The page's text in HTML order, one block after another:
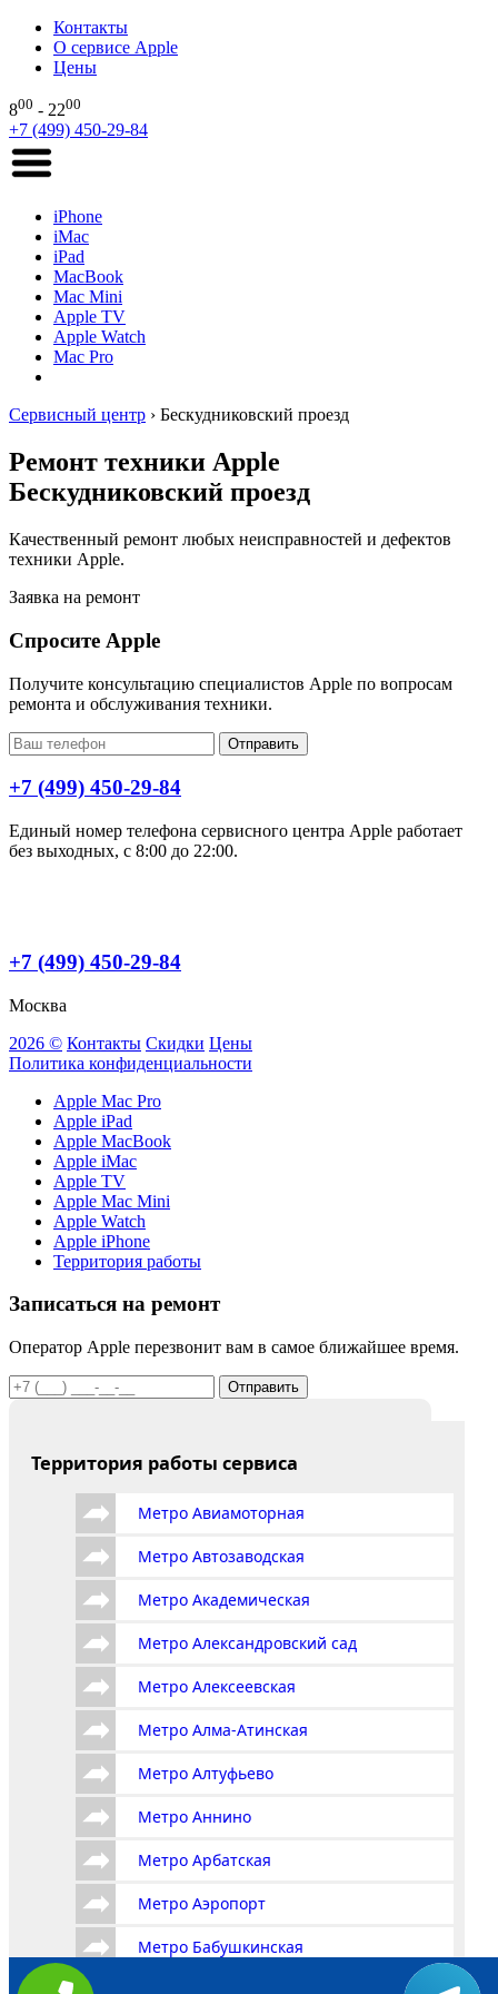
Контакты
О сервисе Apple
Цены
800 - 2200
+7 (499) 450-29-84
iPhone
iMac
iPad
MacBook
Mac Mini
Apple TV
Apple Watch
Mac Pro
Сервисный центр › Бескудниковский проезд
Ремонт техники Apple
Бескудниковский проезд
Качественный ремонт любых неисправностей и дефектов
техники Apple.
Заявка на ремонт
Спросите Apple
Получите консультацию специалистов Apple по вопросам
ремонта и обслуживания техники.
Отправить
+7 (499) 450-29-84
Единый номер телефона сервисного центра Apple работает
без выходных, с 8:00 до 22:00.
+7 (499) 450-29-84
Москва
2026 © Контакты Скидки Цены
Политика конфиденциальности
Apple Mac Pro
Apple iPad
Apple MacBook
Apple iMac
Apple TV
Apple Mac Mini
Apple Watch
Apple iPhone
Территория работы
Записаться на ремонт
Оператор Apple перезвонит вам в самое ближайшее время.
Отправить
Территория работы сервиса
Метро Авиамоторная
Метро Автозаводская
Метро Академическая
Метро Александровский сад
Метро Алексеевская
Метро Алма-Атинская
Метро Алтуфьево
Метро Аннино
Метро Арбатская
Метро Аэропорт
Метро Бабушкинская